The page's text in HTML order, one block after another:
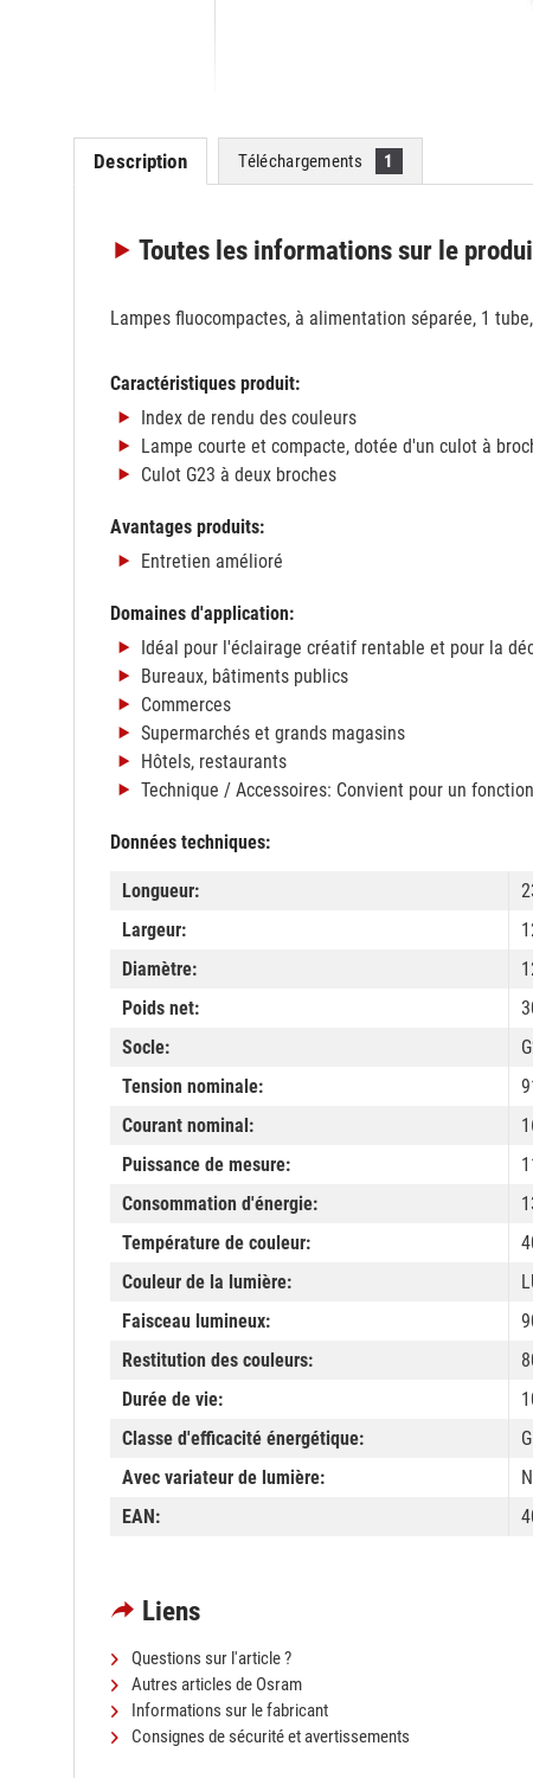
Description Téléchargements 1
Toutes les informationssur le
Lampes fluocompactes, à alimentation séparée, 1
Caractéristiques produit:
Index de rendu des couleurs
Lampe courte et compacte, dotée d'un culot à
Culot G23 à deux broches
Avantages produits:
Entretien amélioré
Domaines d'application:
Idéal pour l'éclairage créatif rentable et pour la
Bureaux, bâtiments publics
Commerces
Supermarchés et grands magasins
Hôtels, restaurants
Technique / Accessoires: Convient pour un
Données techniques:
Longueur:
Largeur:
Diamètre:
Poids net:
Socle:
Tension nominale:
Courant nominal:
Puissance de mesure:
Consommation d'énergie:
Température de couleur:
Couleur de la lumière:
Faisceau lumineux:
Restitution des couleurs:
Durée de vie:
Classe d'efficacité énergétique:
G
Avec variateur de lumière:
EAN:
Liens
Questions sur l'article ?
Autres articles de Osram
Informations sur le fabricant
Consignes de sécurité et avertissements